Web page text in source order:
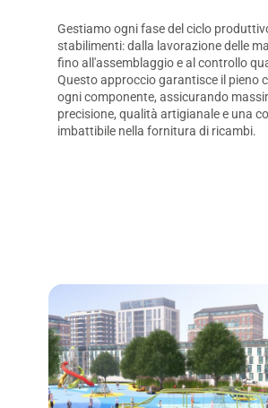
Gestiamo ogni fase del ciclo
stabilimenti: dalla lavorazione delle
fino all'assemblaggio e al controllo
Questo approccio garantisce il pieno
ogni componente, assicurando
precisione, qualità artigianale e una
imbattibile nella fornitura di ricambi.